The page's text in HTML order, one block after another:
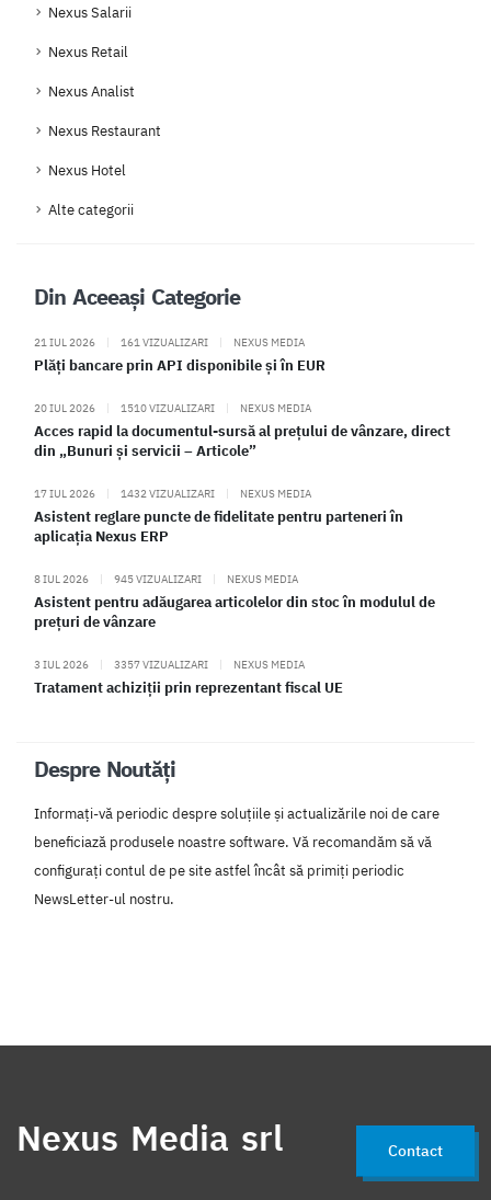
Nexus Salarii
Nexus Retail
Nexus Analist
Nexus Restaurant
Nexus Hotel
Alte categorii
Din Aceeași Categorie
21 IUL 2026 | 161 VIZUALIZARI | NEXUS MEDIA
Plăți bancare prin API disponibile și în EUR
20 IUL 2026 | 1510 VIZUALIZARI | NEXUS MEDIA
Acces rapid la documentul-sursă al prețului de vânzare, direct
din „Bunuri și servicii – Articole”
17 IUL 2026 | 1432 VIZUALIZARI | NEXUS MEDIA
Asistent reglare puncte de fidelitate pentru parteneri în
aplicația Nexus ERP
8 IUL 2026 | 945 VIZUALIZARI | NEXUS MEDIA
Asistent pentru adăugarea articolelor din stoc în modulul de
prețuri de vânzare
3 IUL 2026 | 3357 VIZUALIZARI | NEXUS MEDIA
Tratament achiziții prin reprezentant fiscal UE
Despre Noutăți
Informați-vă periodic despre soluțiile și actualizările noi de care
beneficiază produsele noastre software. Vă recomandăm să vă
configurați contul de pe site astfel încât să primiți periodic
NewsLetter-ul nostru.
Nexus Media srl Contact